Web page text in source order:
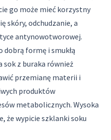
go może mieć korzystny
skóry, odchudzanie, a
antynowotworowej.
dobrą formę i smukłą
sok z buraka również
przemianę materii i
produktów
metabolicznych. Wysoka
że wypicie szklanki soku